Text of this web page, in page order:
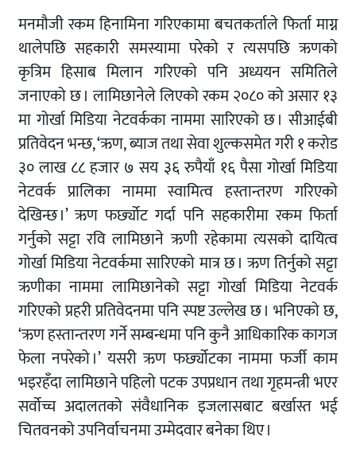
मनमौजी रकम हिनामिना गरिएकामा बचतकर्ताले फिर्ता माग्न
थालेपछि सहकारी समस्यामा परेको र त्यसपछि ऋणको
कृत्रिम हिसाब मिलान गरिएको पनि अध्ययन समितिले
जनाएको छ । लामिछानेले लिएको रकम २०८० को असार १३
मा गोर्खा मिडिया नेटवर्कका नाममा सारिएको छ । सीआईबी
प्रतिवेदन भन्छ, ‘ऋण, ब्याज तथा सेवा शुल्कसमेत गरी १ करोड
३० लाख ८८ हजार ७ सय ३६ रुपैयाँ १६ पैसा गोर्खा मिडिया
नेटवर्क प्रालिका नाममा स्वामित्व हस्तान्तरण गरिएको
देखिन्छ ।’ ऋण फर्छ्योट गर्दा पनि सहकारीमा रकम फिर्ता
गर्नुको सट्टा रवि लामिछाने ऋणी रहेकामा त्यसको दायित्व
गोर्खा मिडिया नेटवर्कमा सारिएको मात्र छ । ऋण तिर्नुको सट्टा
ऋणीका नाममा लामिछानेको सट्टा गोर्खा मिडिया नेटवर्क
गरिएको प्रहरी प्रतिवेदनमा पनि स्पष्ट उल्लेख छ । भनिएको छ,
‘ऋण हस्तान्तरण गर्ने सम्बन्धमा पनि कुनै आधिकारिक कागज
फेला नपरेको ।’ यसरी ऋण फर्छ्योटका नाममा फर्जी काम
भइरहँदा लामिछाने पहिलो पटक उपप्रधान तथा गृहमन्त्री भएर
सर्वोच्च अदालतको संवैधानिक इजलासबाट बर्खास्त भई
चितवनको उपनिर्वाचनमा उम्मेदवार बनेका थिए ।